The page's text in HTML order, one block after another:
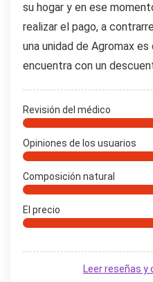
su hogar y en ese
realizar el pago, a
una unidad de Agromax
encuentra con un
Revisión del médico
Opiniones de los usuarios
Composición natural
El precio
Leer reseñas